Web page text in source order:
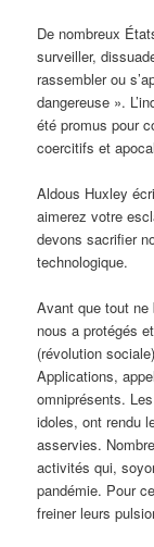
De nombreux
surveiller,
rassembler ou
dangereuse ».
été promus pour
coercitifs et
Aldous Huxley
aimerez votre
devons sacrifier
technologique.
Avant que tout
nous a protégés
(révolution
Applications,
omniprésents.
idoles, ont rendu
asservies.
activités qui,
pandémie. Pour
freiner leurs